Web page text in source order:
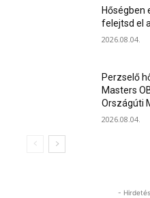
Hőségben
felejtsd el
2026.08.04.
Perzselő
Masters
Országúti
2026.08.04.
-